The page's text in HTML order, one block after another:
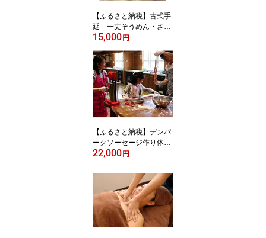
【ふるさと納税】古式手
延 一丈そうめん・ざる
きしめん詰合せ【14059
15,000 円
【ふるさと納税】デンパ
ークソーセージ作り体験
(2～5名様にて利用可能
22,000 円